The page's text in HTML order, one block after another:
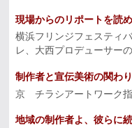
現場からのリポートを読
横浜フリンジフェスティ
レ、大西プロデューサー
制作者と宣伝美術の関わ
京 チラシアートワーク
地域の制作者よ、彼らに